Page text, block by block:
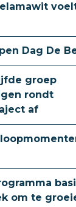
Dag De
groep
rondt
af
om te